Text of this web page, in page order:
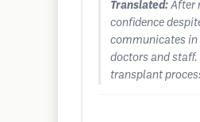
Translated: After
confidence
communicates in
doctors and staff.
transplant